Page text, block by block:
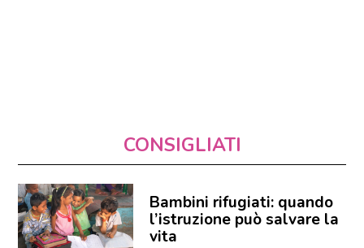
CONSIGLIATI
Bambini rifugiati: quando
l’istruzione può salvare la
vita